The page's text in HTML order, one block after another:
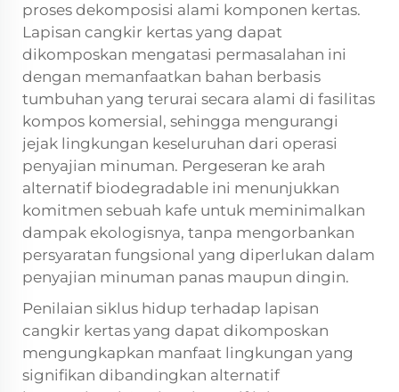
proses dekomposisi alami komponen kertas.
Lapisan cangkir kertas yang dapat
dikomposkan mengatasi permasalahan ini
dengan memanfaatkan bahan berbasis
tumbuhan yang terurai secara alami di fasilitas
kompos komersial, sehingga mengurangi
jejak lingkungan keseluruhan dari operasi
penyajian minuman. Pergeseran ke arah
alternatif biodegradable ini menunjukkan
komitmen sebuah kafe untuk meminimalkan
dampak ekologisnya, tanpa mengorbankan
persyaratan fungsional yang diperlukan dalam
penyajian minuman panas maupun dingin.
Penilaian siklus hidup terhadap lapisan
cangkir kertas yang dapat dikomposkan
mengungkapkan manfaat lingkungan yang
signifikan dibandingkan alternatif